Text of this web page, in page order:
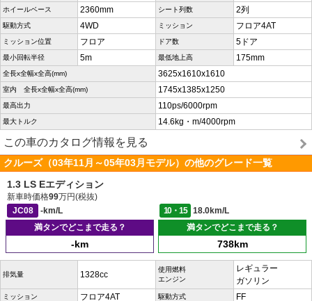
ホイールベース 2360mm シート列数 2列
駆動方式 4WD ミッション フロア4AT
ミッション位置 フロア ドア数 5ドア
最小回転半径 5m 最低地上高 175mm
全長x全幅x全高(mm) 3625x1610x1610
室内 全長x全幅x全高(mm) 1745x1385x1250
最高出力 110ps/6000rpm
最大トルク 14.6kg・m/4000rpm
この車のカタログ情報を見る
クルーズ（03年11月～05年03月モデル）の他のグレード一覧
1.3 LS Eエディション
新車時価格99万円(税抜)
JC08
-km/L 10・15
18.0km/L
満タンでどこまで走る？
-km
満タンでどこまで走る？
738km
排気量 1328cc
使用燃料
エンジン
レギュラー
ガソリン
ミッション フロア4AT 駆動方式 FF